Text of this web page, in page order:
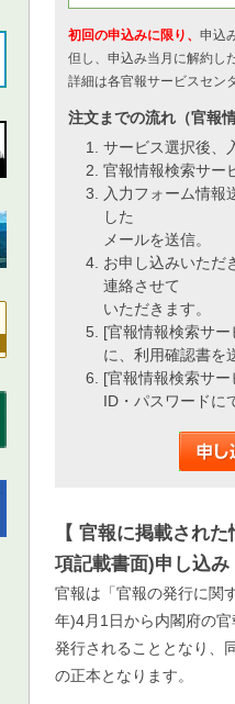
初回の申込みに限り、 申込
但し、申込み当月に解約し
詳細は各官報サービスセン
注文までの流れ（官報
サービス選択後、
官報情報検索サー
入力フォーム情報
した
メールを送信。
お申し込みいただ
連絡させて
いただきます。
[官報情報検索サ
に、利用確認書を
[官報情報検索サ
ID・パスワードに
【 官報に掲載され
項記載書面)申し込み
官報は「官報の発行に関
年)4月1日から内閣府の
発行されることとなり、
の正本となります。